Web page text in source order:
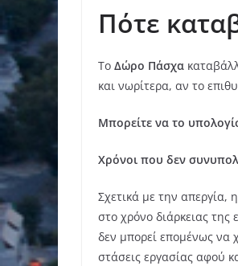
Πότε
Το Δώρο Πάσχα
και νωρίτερα, αν το
Μπορείτε να το
Χρόνοι που δεν
Σχετικά με την απεργία,
στο χρόνο διάρκειας
δεν μπορεί επομένως να
στάσεις εργασίας αφού